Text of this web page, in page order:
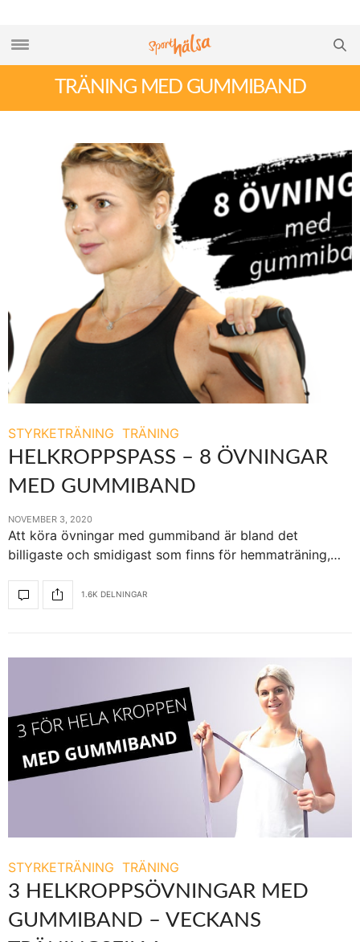
TRÄNING MED GUMMIBAND
STYRKETRÄNING TRÄNING
HELKROPPSPASS – 8 ÖVNINGAR
MED GUMMIBAND
NOVEMBER 3, 2020
Att köra övningar med gummiband är bland det
billigaste och smidigast som finns för hemmaträning,…
1.6K DELNINGAR
STYRKETRÄNING TRÄNING
3 HELKROPPSÖVNINGAR MED
GUMMIBAND – VECKANS